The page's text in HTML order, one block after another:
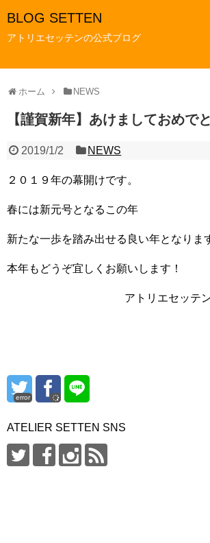
BLOG SETTEN
アトリエセッテンの公式ブログ
ホーム NEWS
【謹賀新年】あけましておめで
2019/1/2 NEWS
２０１９年の幕開けです。
春には新元号となるこの年
新たな一歩を踏み出せる良い年となりま
本年もどうぞ宜しくお願いします！
アトリエセッテ
error
ATELIER SETTEN SNS